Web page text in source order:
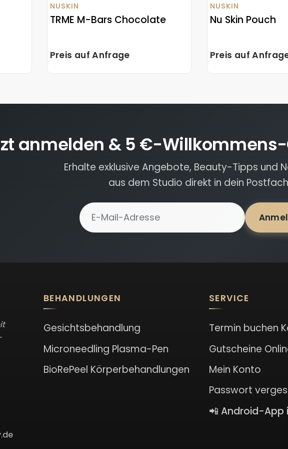
NUSKIN
TRME M-Bars Chocolate
Preis auf Anfrage
NUSKIN
Nu Skin Pouch
Preis auf
anmelden & 5 €-
Erhalte exklusive Angebote, Beauty-Tipps und
aus dem Studio direkt in dein
E-Mail-Adresse für Newsletter
BEHANDLUNGEN
Gesichtsbehandlung
Microneedling Plasma-Pen
BioRePeel Körperbehandlungen
SERVICE
Termin buchen
Gutscheine
Mein Konto
Passwort
📲 Android-App